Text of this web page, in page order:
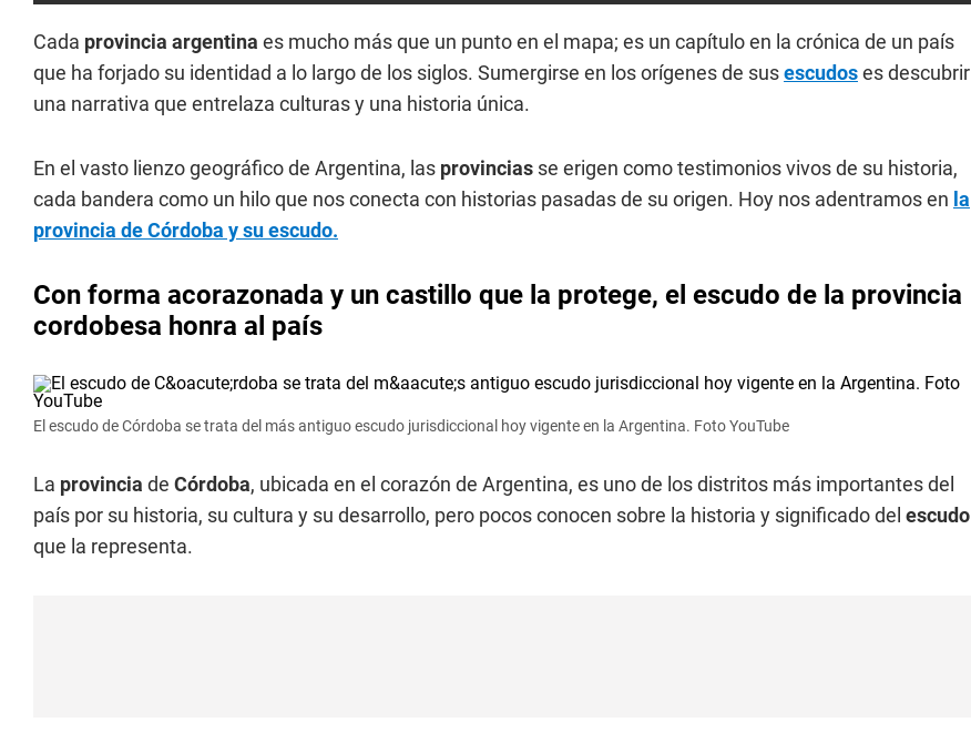
Cada provincia argentina es mucho más que un punto en el mapa; es un capítulo en la crónica de un país
que ha forjado su identidad a lo largo de los siglos. Sumergirse en los orígenes de susescudoses descubrir
una narrativa que entrelaza culturas y una historia única.
En el vasto lienzo geográfico de Argentina, las provincias se erigen como testimonios vivos de su historia,
cada bandera como un hilo que nos conecta con historias pasadas de su origen. Hoy nos adentramos en la
provincia de Córdoba y su escudo.
Con forma acorazonada y un castillo que la protege, el escudo de la provincia
cordobesa honra al país
El escudo de Córdoba se trata del más antiguo escudo jurisdiccional hoy vigente en la Argentina. Foto YouTube
La provincia de Córdoba, ubicada en el corazón de Argentina, es uno de los distritos más importantes del
país por su historia, su cultura y su desarrollo, pero pocos conocen sobre la historia y significado del escudo
que la representa.